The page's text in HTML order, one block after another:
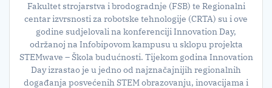
Fakultet strojarstva i brodogradnje (FSB) te Regionalni
centar izvrsnosti za robotske tehnologije (CRTA) su i ove
godine sudjelovali na konferenciji Innovation Day,
održanoj na Infobipovom kampusu u sklopu projekta
STEMwave – Škola budućnosti. Tijekom godina Innovation
Day izrastao je u jedno od najznačajnijih regionalnih
događanja posvećenih STEM obrazovanju, inovacijama i